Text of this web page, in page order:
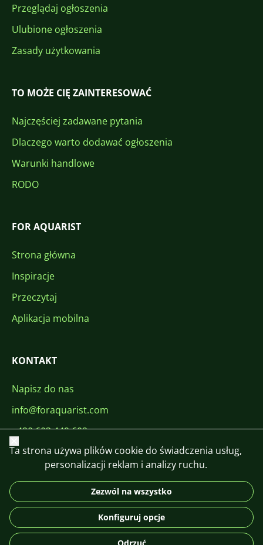
Przeglądaj ogłoszenia
Ulubione ogłoszenia
Zasady użytkowania
TO MOŻE CIĘ ZAINTERESOWAĆ
Najczęściej zadawane pytania
Dlaczego warto dodawać ogłoszenia
Warunki handlowe
RODO
FOR AQUARIST
Strona główna
Inspiracje
Przeczytaj
Aplikacja mobilna
KONTAKT
Napisz do nas
info@foraquarist.com
+420 603 449 602
DE
© 2026 For Aquarist
Zamknij
Ta strona używa plików cookie do świadczenia usług,
personalizacji reklam i analizy ruchu.
Zezwól na wszystko
Konfiguruj opcje